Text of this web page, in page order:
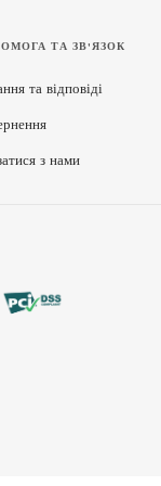
ТА ЗВ'ЯЗОК
та відповіді
з нами